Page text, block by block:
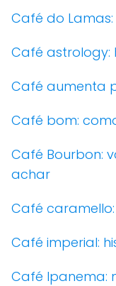
Café do
Café astrology:
Café aumenta
Café bom:
Café Bourbon:
achar
Café
Café imperial:
Café Ipanema: